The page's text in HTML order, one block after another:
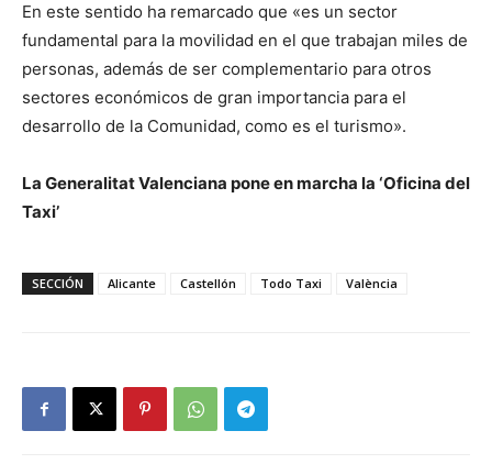
En este sentido ha remarcado que «es un sector
fundamental para la movilidad en el que trabajan miles de
personas, además de ser complementario para otros
sectores económicos de gran importancia para el
desarrollo de la Comunidad, como es el turismo».
La Generalitat Valenciana pone en marcha la ‘Oficina del
Taxi’
SECCIÓN Alicante Castellón Todo Taxi València